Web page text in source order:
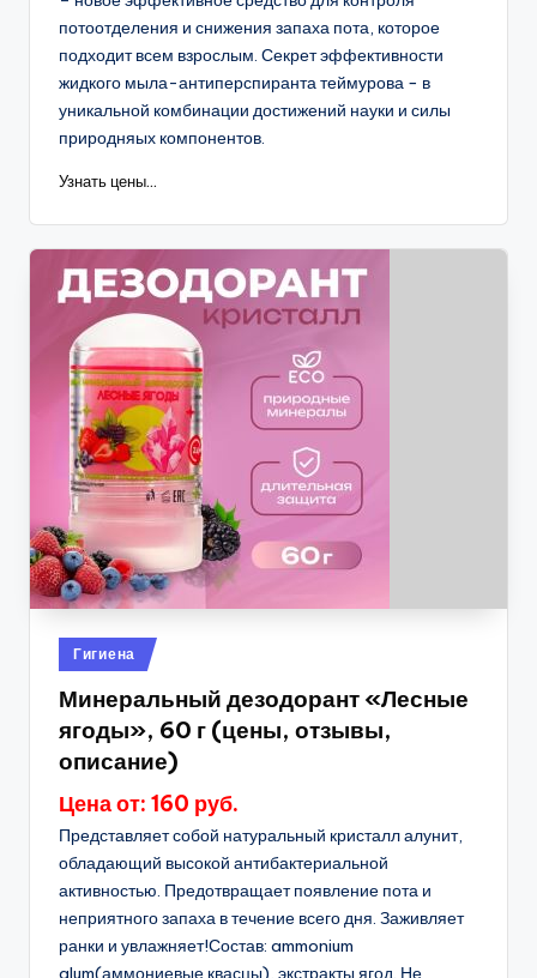
потоотделения и снижения запаха пота, которое
подходит всем взрослым. Секрет эффективности
жидкого мыла-антиперспиранта теймурова − в
уникальной комбинации достижений науки и силы
природняых компонентов.
Узнать цены...
Опубликовано
в
Гигиена
Минеральный дезодорант «Лесные
ягоды», 60 г (цены, отзывы,
описание)
Цена от: 160 руб.
Представляет собой натуральный кристалл алунит,
обладающий высокой антибактериальной
активностью. Предотвращает появление пота и
неприятного запаха в течение всего дня. Заживляет
ранки и увлажняет!Состав: ammonium
alum(аммониевые квасцы), экстракты ягод. Не